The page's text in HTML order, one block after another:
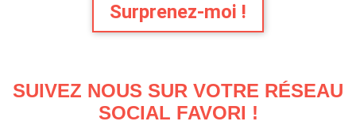
Surprenez-moi !
SUIVEZ NOUS SUR VOTRE RÉSEAU
SOCIAL FAVORI !